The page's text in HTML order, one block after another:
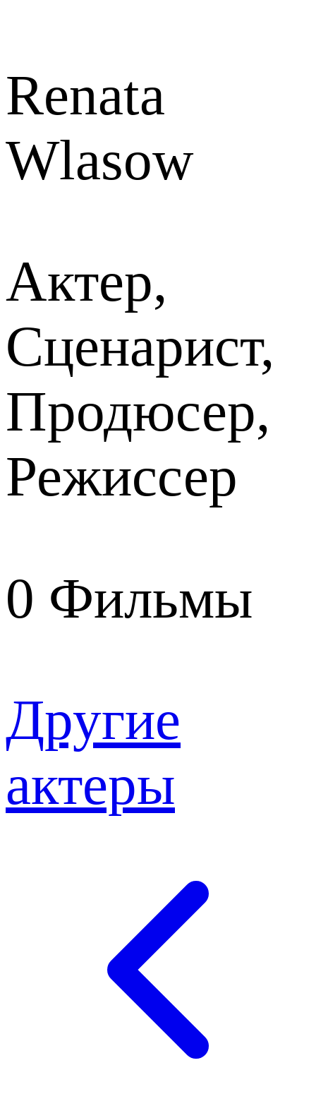
Renata
Wlasow
Актер,
Сценарист,
Продюсер,
Режиссер
0 Фильмы
Другие
актеры